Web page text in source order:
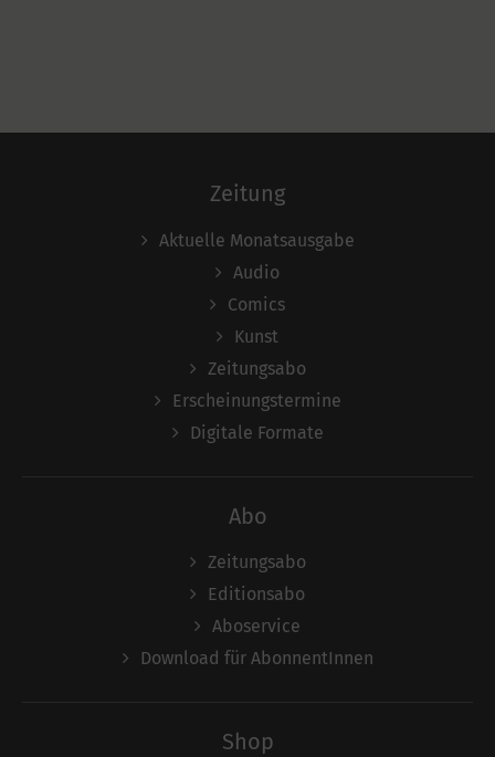
Zeitung
Aktuelle Monatsausgabe
Audio
Comics
Kunst
Zeitungsabo
Erscheinungstermine
Digitale Formate
Abo
Zeitungsabo
Editionsabo
Aboservice
Download für AbonnentInnen
Shop